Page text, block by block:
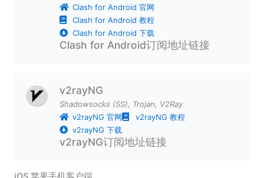
Clash for Android 官网
Clash for Android 教程
Clash for Android 下载
Clash for Android订阅地址链接
v2rayNG
Shadowsocks (SS), Trojan, V2Ray
v2rayNG 官网
v2rayNG 教程
v2rayNG 下载
v2rayNG订阅地址链接